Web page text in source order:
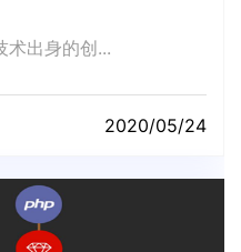
术出身的创...
2020/05/24